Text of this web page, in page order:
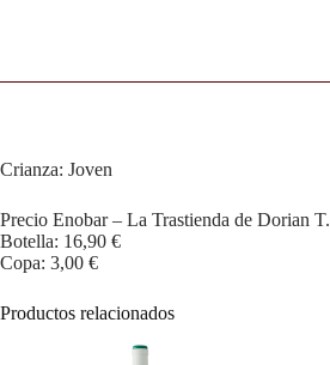
Crianza: Joven
Precio Enobar – La Trastienda de Dorian T.
Botella: 16,90 €
Copa: 3,00 €
Productos relacionados